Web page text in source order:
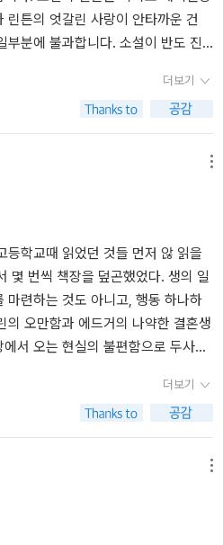
돌아온 히스클리프의 존재는 캐서
발한다. 캐서린은 린튼과 사이에서
혹독했던 힌들리 언쇼를 술과 도박에
재산을 모두 뺏는다. 다음으로는
캐서린과의 구별을 위해 캐시라고
사이에 낳은 아들을 결혼시킴으로
을 망가뜨리고 자신이 가져오고자
스클리프는 성이 없기 때문에 엄마
문인데 찾아볼만큼 궁금하지 않음)
르기 때문에, 히스클리프는 강압적
의 결혼을 성사시킨다. 캐시와 린튼
던 바이나, 그것은 에드거가 린튼이
으로 보인다. 만일 에드거 린튼이 사
되는데(딸인 캐시에게 상속권이
로 누릴 수 있으리라 기대했기 때문
에드거보다 먼저 죽을 경우에 대
저 죽은 후 에드거가 죽으면 남성상
게 재산이 상속될 것이나, 린튼 사
사위가 상속을 받을 수 있기 때문
르나 그럴 것으로 추정됨). 그리
서는 그가 (강요에 의해)작성한 유서
드'라는 남자가 세를 들게 되어 집
.워더링 하이츠란 히스클리프 씨의
아야 하는 이 집의 혼란한 대기를 표
도는 여간 불편한데...하필!여느 때보
과 언덕은 바람과 눈발이 한꺼번에
분간할 수도 없었습니다.어쩔 수 없
세를 지게 된 록우드.​거센 바람 소리
가지가 되풀이하여 성가신 소리를
애고자 팔을 내밀었는데 가지가 아
손을 잡은 것이었습니다.​'들어가게
은 누구요?' 하고 나는 물으면서도
린튼이에요.' 그 소리는 떨면서 대
각났을까? 린튼이라는 이름보다 언
봤을 텐데.) '제가 돌아왔어요. 저는
에게 자신이 겪은 일을 이야기하지만
니다.그러다 가정부인 딘 부인으로
는데...​시간은 거슬러 20년 전으로
갔다가 굶어죽기 직전의 한 아이를
바로 '히스클리프'.언쇼 씨의 친아
프를 아끼는 것에 그를 집요하게 괴
게 지내게 되고 결국 서로 사랑하는
린튼의 엇갈린 사랑이 안타까운 건
부분에 불과합니다. 소설이 반도 진
스클리프란 인물을 둘러 싼 유장한
니다. 이 소설이 최고의 로맨스 소
. 히스클리프와 캐서린의 사랑이 애
그렇다고 최고라곤 할 수 없습니다. 이
다. 사실 캐서린의 태도도 애매합니
연 진정한 사랑인지 의문입니다. 더
사랑이야기에 초점을 맞추고 있지
대충 넘어가는 묘사도 그렇습니
스도 아니라고 생각하지만 최고의
다. 이 소설은 인생의 의미를 돌아보
이 반드시 선의의 결과를 가져오지
결과만을 가져오지 않는다는 인생
주인 언쇼가 선의로 히스클리프란 고
만 비극적인 결과를 만듭니다. 히
가를 몰락시키고 린튼가 마저 집어
튼가의 결합과 부활이라는 뜻밖의
론테가 이 막장드라마 같은 소설을
다. 삶이란 그런 것이 아닐까요? 끊어
닮은 인생 말입니다. 이 소설을 자세
더보기
등학교때 읽었던 것들 먼저 않 읽을
몇 번씩 책장을 덮곤했었다. 생의 일
마련하는 것도 아니고, 행동 하나하
오만함과 에드거의 나약한 결혼생
서 오는 현실의 불편함으로 두사람
의 어리석음을 깨달지만 그때는 히스
이 모두 파괴된 뒤에도 히스클리프
르고 완전한 파멸을 본 후 그는 캐서
만적이고 원시적인 사랑을 보고 있
오는 해방감이 아닐까 생각되는 부
되는 히스클리프가 등장하므로서 균
되는 이변을 맞이한다. 문명에 길
더보기